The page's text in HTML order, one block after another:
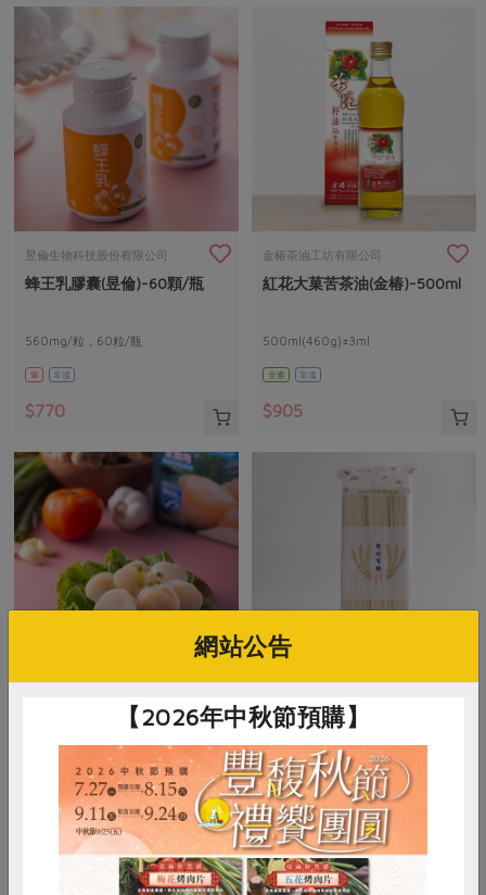
昱倫生物科技股份有限公司
蜂王乳膠囊(昱倫)-60顆/瓶
560mg/粒，60粒/瓶
葷 常溫
$770
金椿茶油工坊有限公司
紅花大菓苦茶油(金椿)-500ml
500ml(460g)±3ml
全素 常溫
$905
日本生干貝-4S(元家)-1000g
1000公克(51-60粒)
$2,200
原味寬麵(麵本家)-450g/包
450克/3束
全素 常溫
$55 暫無庫存
網站公告
【2026年中秋節預購】